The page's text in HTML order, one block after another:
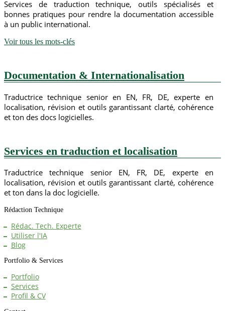
Services de traduction technique, outils spécialisés et
bonnes pratiques pour rendre la documentation accessible
à un public international.
Voir tous les mots-clés
Documentation & Internationalisation
Traductrice technique senior en EN, FR, DE, experte en
localisation, révision et outils garantissant clarté, cohérence
et ton des docs logicielles.
Services en traduction et localisation
Traductrice technique senior EN, FR, DE, experte en
localisation, révision et outils garantissant clarté, cohérence
et ton dans la doc logicielle.
Rédaction Technique
Rédac. Tech. Experte
Utiliser l'IA
Blog
Portfolio & Services
Portfolio
Services
Profil & CV